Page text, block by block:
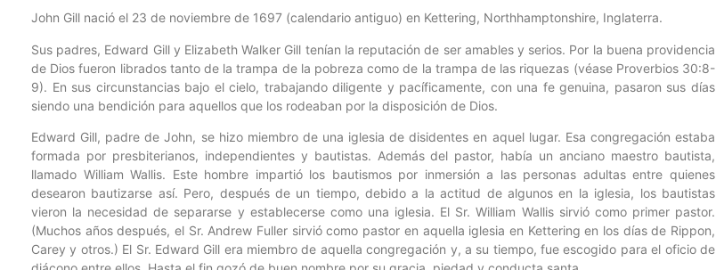
John Gill nació el 23 de noviembre de 1697 (calendario antiguo) en Kettering, Northhamptonshire, Inglaterra.
Sus padres, Edward Gill y Elizabeth Walker Gill tenían la reputación de ser amables y serios. Por la buena providencia
de Dios fueron librados tanto de la trampa de la pobreza como de la trampa de las riquezas (véase Proverbios 30:8-
9). En sus circunstancias bajo el cielo, trabajando diligente y pacíficamente, con una fe genuina, pasaron sus días
siendo una bendición para aquellos que los rodeaban por la disposición de Dios.
Edward Gill, padre de John, se hizo miembro de una iglesia de disidentes en aquel lugar. Esa congregación estaba
formada por presbiterianos, independientes y bautistas. Además del pastor, había un anciano maestro bautista,
llamado William Wallis. Este hombre impartió los bautismos por inmersión a las personas adultas entre quienes
desearon bautizarse así. Pero, después de un tiempo, debido a la actitud de algunos en la iglesia, los bautistas
vieron la necesidad de separarse y establecerse como una iglesia. El Sr. William Wallis sirvió como primer pastor.
(Muchos años después, el Sr. Andrew Fuller sirvió como pastor en aquella iglesia en Kettering en los días de Rippon,
Carey y otros.) El Sr. Edward Gill era miembro de aquella congregación y, a su tiempo, fue escogido para el oficio de